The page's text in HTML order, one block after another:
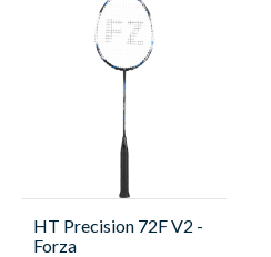
HT Precision 72F V2 -
Forza